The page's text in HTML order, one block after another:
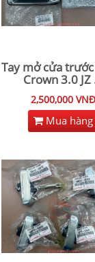
Tay mở cửa
Crown 3.0 JZ
2,500,000 VNĐ
Mua hàng